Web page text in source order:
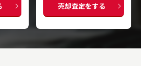
売却査定をする